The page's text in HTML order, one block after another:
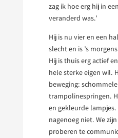
zag ik hoe erg hij in
veranderd was.’
Hij is nu vier en een
slecht en is ’s
Hij is thuis erg actief
hele sterke eigen wil.
beweging:
trampolinespringen.
en gekleurde
nagenoeg niet. We
proberen te